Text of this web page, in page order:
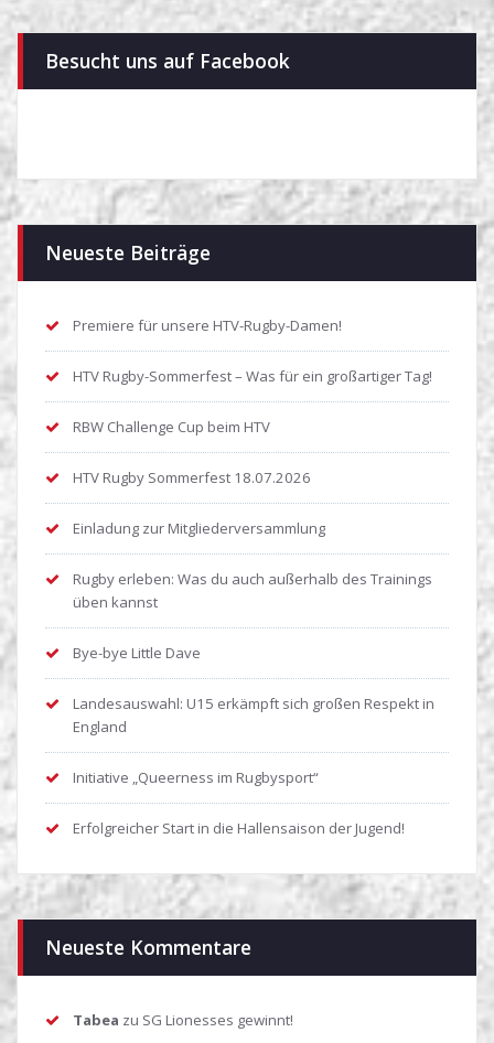
Besucht uns auf Facebook
Neueste Beiträge
Premiere für unsere HTV-Rugby-Damen!
HTV Rugby-Sommerfest – Was für ein großartiger Tag!
RBW Challenge Cup beim HTV
HTV Rugby Sommerfest 18.07.2026
Einladung zur Mitgliederversammlung
Rugby erleben: Was du auch außerhalb des Trainings
üben kannst
Bye-bye Little Dave
Landesauswahl: U15 erkämpft sich großen Respekt in
England
Initiative „Queerness im Rugbysport“
Erfolgreicher Start in die Hallensaison der Jugend!
Neueste Kommentare
Tabea zu SG Lionesses gewinnt!